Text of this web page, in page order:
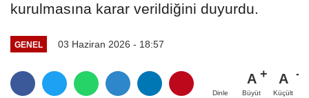
kurulmasına karar verildiğini duyurdu.
GENEL 03 Haziran 2026 - 18:57
Dinle
A
Büyüt
A
Küçült